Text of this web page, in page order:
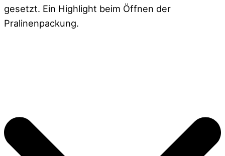
gesetzt. Ein Highlight beim Öffnen der
Pralinenpackung.